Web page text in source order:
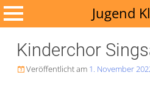
Zum
Inhalt
Jugend
nach:Kinderchor
Veröffentlicht am 1. November